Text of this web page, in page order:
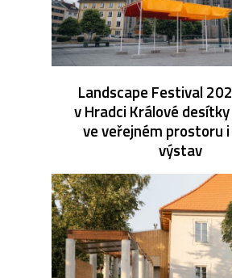
Landscape Festival
v Hradci Králové
ve veřejném prostoru
výstav